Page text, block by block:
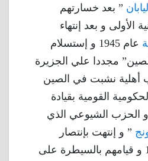
اليابان ” بعد خسارتهم
الأولى و بعد إنتهاء
عام 1945 و إستسلام
مجددا علي الجزيرة
نشبت في الصين
القومية بقيادة
الحزب الشيوعي الذي
” و إنتهت بإنتصار
الشيوعيين عام 1949 و قيامهم بالسيطرة على